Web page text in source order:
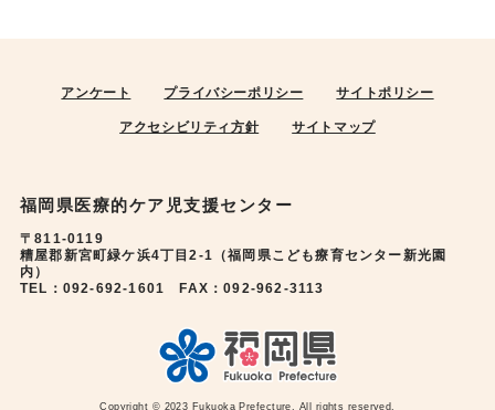
アンケート プライバシーポリシー サイトポリシー
アクセシビリティ方針 サイトマップ
福岡県医療的ケア児支援センター
〒811-0119
糟屋郡新宮町緑ケ浜4丁目2-1（福岡県こども療育センター新光園
内）
TEL：092-692-1601 FAX：092-962-3113
Copyright © 2023 Fukuoka Prefecture. All rights reserved.